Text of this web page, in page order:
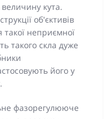
кута.
об'єктивів
неприємної
такого скла дуже
його у
фазорегулююче